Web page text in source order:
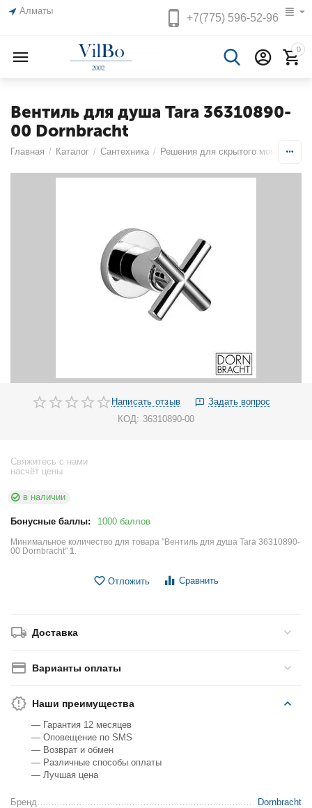
Алматы
+7(775)596-52-96
0
Вентиль для душа Tara 36310890-
00 Dornbracht
Главная / Каталог / Сантехника / Решения для скрытого монтажа
Написать отзыв
Задать вопрос
КОД: 36310890-00
Свяжитесь с нами
насчёт цены
в наличии
Бонусные баллы: 1000 баллов
Минимальное количество для товара "Вентиль для душа Tara 36310890-
00 Dornbracht"1.
Отложить Сравнить
Доставка
Варианты оплаты
Наши преимущества
— Гарантия 12 месяцев
— Оповещение по SMS
— Возврат и обмен
— Различные способы оплаты
— Лучшая цена
Бренд Dornbracht